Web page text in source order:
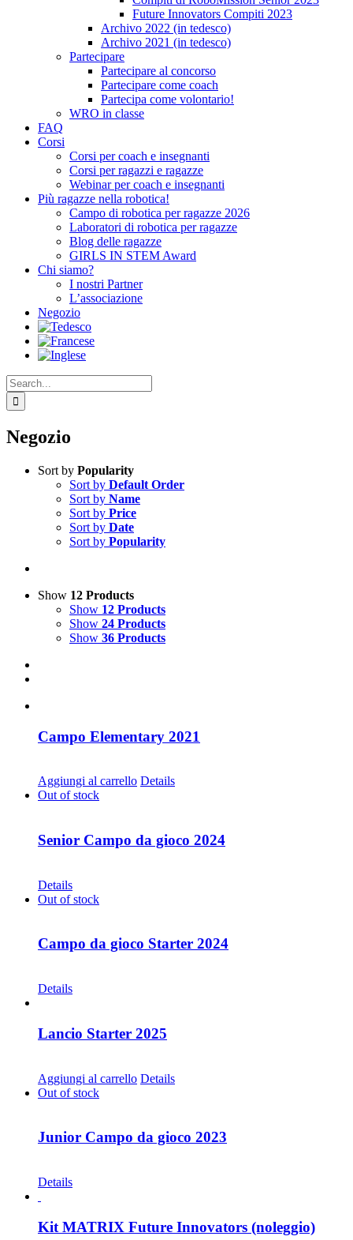
Future Innovators Compiti 2023
Archivo 2022 (in tedesco)
Archivo 2021 (in tedesco)
Partecipare
Partecipare al concorso
Partecipare come coach
Partecipa come volontario!
WRO in classe
FAQ
Corsi
Corsi per coach e insegnanti
Corsi per ragazzi e ragazze
Webinar per coach e insegnanti
Più ragazze nella robotica!
Campo di robotica per ragazze 2026
Laboratori di robotica per ragazze
Blog delle ragazze
GIRLS IN STEM Award
Chi siamo?
I nostri Partner
L’associazione
Negozio
Search
for:
Negozio
Sort by Popularity
Sort by Default Order
Sort by Name
Sort by Price
Sort by Date
Sort by Popularity
Show 12 Products
Show 12 Products
Show 24 Products
Show 36 Products
Campo Elementary 2021
Aggiungi al carrello Details
Out of stock
Senior Campo da gioco 2024
Details
Out of stock
Campo da gioco Starter 2024
Details
Lancio Starter 2025
Aggiungi al carrello Details
Out of stock
Junior Campo da gioco 2023
Details
Kit MATRIX Future Innovators (noleggio)